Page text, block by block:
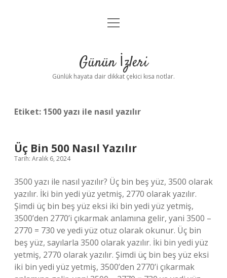
Anasayfa
Yasal Uyarı
menüyü
Günün İzleri
Günlük hayata dair dikkat çekici kısa notlar.
Etiket: 1500 yazı ile nasıl yazılır
Üç Bin 500 Nasıl Yazılır
Tarih: Aralık 6, 2024
3500 yazı ile nasıl yazılır? Üç bin beş yüz, 3500 olarak
yazılır. İki bin yedi yüz yetmiş, 2770 olarak yazılır.
Şimdi üç bin beş yüz eksi iki bin yedi yüz yetmiş,
3500’den 2770’i çıkarmak anlamına gelir, yani 3500 –
2770 = 730 ve yedi yüz otuz olarak okunur. Üç bin
beş yüz, sayılarla 3500 olarak yazılır. İki bin yedi yüz
yetmiş, 2770 olarak yazılır. Şimdi üç bin beş yüz eksi
iki bin yedi yüz yetmiş, 3500’den 2770’i çıkarmak